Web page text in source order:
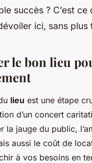
succès ? C’est ce
ici, sans plus
le bon lieu
lieu est une étape
d’un concert
la jauge du public,
aussi le coût de
à vos besoins en